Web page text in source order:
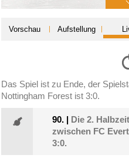
Vorschau Aufstellung
Das Spiel ist zu Ende, der
Nottingham Forest ist 3:0.
90. | Die 2.
zwischen FC
3:0.